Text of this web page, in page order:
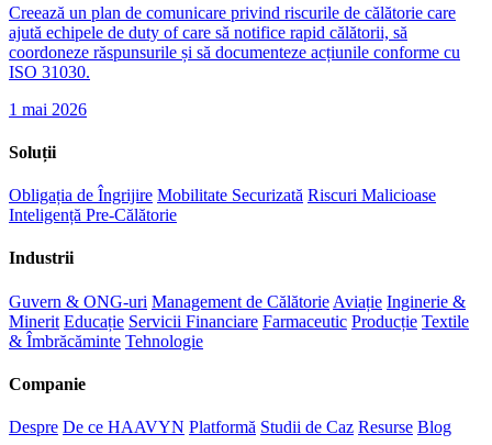
Creează un plan de comunicare privind riscurile de călătorie care
ajută echipele de duty of care să notifice rapid călătorii, să
coordoneze răspunsurile și să documenteze acțiunile conforme cu
ISO 31030.
1 mai 2026
Soluții
Obligația de Îngrijire Mobilitate Securizată Riscuri Malicioase
Inteligență Pre-Călătorie
Industrii
Guvern & ONG-uri Management de Călătorie Aviație Inginerie &
Minerit Educație Servicii Financiare Farmaceutic Producție Textile
& Îmbrăcăminte Tehnologie
Companie
Despre De ce HAAVYN Platformă Studii de Caz Resurse Blog